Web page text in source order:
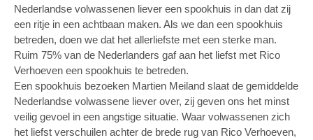
Nederlandse volwassenen liever een spookhuis in dan dat zij
een ritje in een achtbaan maken. Als we dan een spookhuis
betreden, doen we dat het allerliefste met een sterke man.
Ruim 75% van de Nederlanders gaf aan het liefst met Rico
Verhoeven een spookhuis te betreden.
Een spookhuis bezoeken Martien Meiland slaat de gemiddelde
Nederlandse volwassene liever over, zij geven ons het minst
veilig gevoel in een angstige situatie. Waar volwassenen zich
het liefst verschuilen achter de brede rug van Rico Verhoeven,